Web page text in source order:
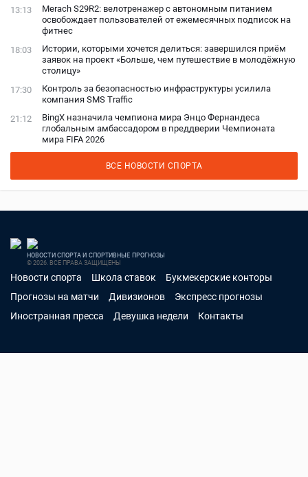
13:13
Merach S29R2: велотренажер с автономным питанием
освобождает пользователей от ежемесячных подписок на
фитнес
18:03
Истории, которыми хочется делиться: завершился приём
заявок на проект «Больше, чем путешествие в молодёжную
столицу»
17:30
Контроль за безопасностью инфраструктуры усилила
компания SMS Traffic
21:12
BingX назначила чемпиона мира Энцо Фернандеса
глобальным амбассадором в преддверии Чемпионата
мира FIFA 2026
ВСЕ НОВОСТИ СПОРТА
НОВОСТИ СПОРТА И СПОРТИВНЫЕ ПРОГНОЗЫ
© 2026. ВСЕ ПРАВА ЗАЩИЩЕНЫ
Новости спорта Школа ставок
Букмекерские конторы
Прогнозы на матчи
Дивизионов
Экспресс прогнозы
Иностранная пресса
Девушка недели Контакты